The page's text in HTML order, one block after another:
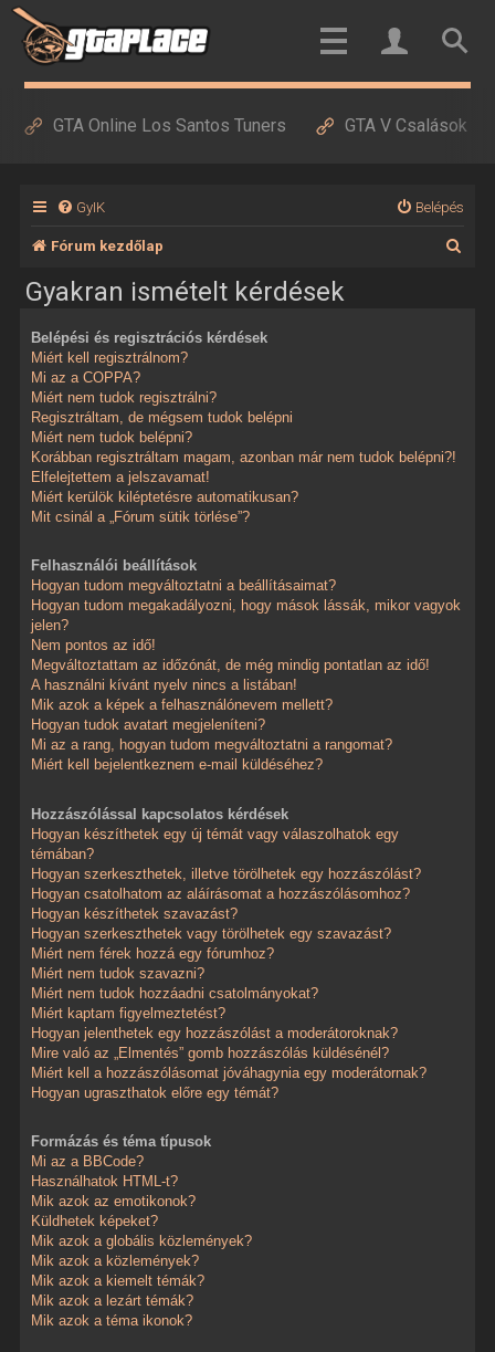
GTA Online Los Santos Tuners GTA V Csalások
GyIK Belépés
Fórum kezdőlap
Gyakran ismételt kérdések
Belépési és regisztrációs kérdések
Miért kell regisztrálnom?
Mi az a COPPA?
Miért nem tudok regisztrálni?
Regisztráltam, de mégsem tudok belépni
Miért nem tudok belépni?
Korábban regisztráltam magam, azonban már nem tudok belépni?!
Elfelejtettem a jelszavamat!
Miért kerülök kiléptetésre automatikusan?
Mit csinál a „Fórum sütik törlése”?
Felhasználói beállítások
Hogyan tudom megváltoztatni a beállításaimat?
Hogyan tudom megakadályozni, hogy mások lássák, mikor vagyok
jelen?
Nem pontos az idő!
Megváltoztattam az időzónát, de még mindig pontatlan az idő!
A használni kívánt nyelv nincs a listában!
Mik azok a képek a felhasználónevem mellett?
Hogyan tudok avatart megjeleníteni?
Mi az a rang, hogyan tudom megváltoztatni a rangomat?
Miért kell bejelentkeznem e-mail küldéséhez?
Hozzászólással kapcsolatos kérdések
Hogyan készíthetek egy új témát vagy válaszolhatok egy
témában?
Hogyan szerkeszthetek, illetve törölhetek egy hozzászólást?
Hogyan csatolhatom az aláírásomat a hozzászólásomhoz?
Hogyan készíthetek szavazást?
Hogyan szerkeszthetek vagy törölhetek egy szavazást?
Miért nem férek hozzá egy fórumhoz?
Miért nem tudok szavazni?
Miért nem tudok hozzáadni csatolmányokat?
Miért kaptam figyelmeztetést?
Hogyan jelenthetek egy hozzászólást a moderátoroknak?
Mire való az „Elmentés” gomb hozzászólás küldésénél?
Miért kell a hozzászólásomat jóváhagynia egy moderátornak?
Hogyan ugraszthatok előre egy témát?
Formázás és téma típusok
Mi az a BBCode?
Használhatok HTML-t?
Mik azok az emotikonok?
Küldhetek képeket?
Mik azok a globális közlemények?
Mik azok a közlemények?
Mik azok a kiemelt témák?
Mik azok a lezárt témák?
Mik azok a téma ikonok?